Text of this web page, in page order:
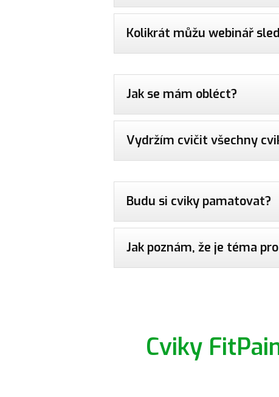
Kolikrát můžu webinář
Jak se mám obléct?
Vydržím cvičit všechny
Budu si cviky pamatovat?
Jak poznám, že je téma
Cviky